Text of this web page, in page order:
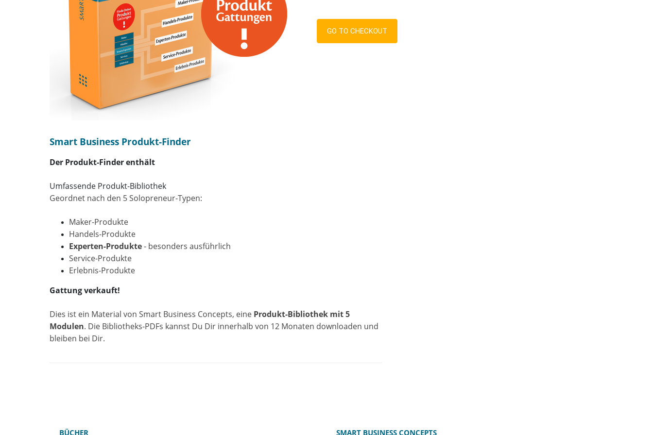
GO TO CHECKOUT
Smart Business Produkt-Finder
Der Produkt-Finder enthält
Umfassende Produkt-Bibliothek
Geordnet nach den 5 Solopreneur-Typen:
Maker-Produkte
Handels-Produkte
Experten-Produkte- besonders ausführlich
Service-Produkte
Erlebnis-Produkte
Gattung verkauft!
Dies ist ein Material von Smart Business Concepts, eine Produkt-Bibliothek mit 5
Modulen. Die Bibliotheks-PDFs kannst Du Dir innerhalb von 12 Monaten downloaden und
bleiben bei Dir.
BÜCHER SMART BUSINESS CONCEPTS